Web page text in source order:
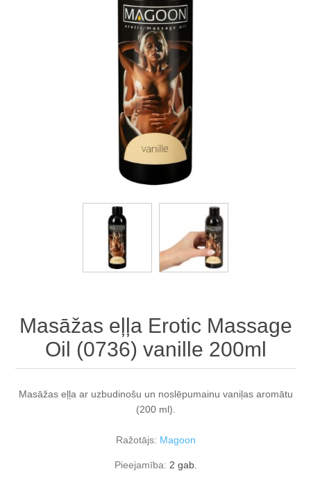
Masāžas eļļa Erotic Massage
Oil (0736) vanille 200ml
Masāžas eļļa ar uzbudinošu un noslēpumainu vaniļas aromātu
(200 ml).
Ražotājs: Magoon
Pieejamība: 2 gab.